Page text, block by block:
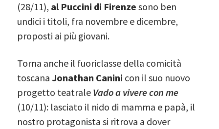
(28/11), al Puccini di Firenze sono ben
undici i titoli, fra novembre e dicembre,
proposti ai più giovani.
Torna anche il fuoriclasse della comicità
toscana Jonathan Canini con il suo nuovo
progetto teatrale Vado a vivere con me
(10/11): lasciato il nido di mamma e papà, il
nostro protagonista si ritrova a dover